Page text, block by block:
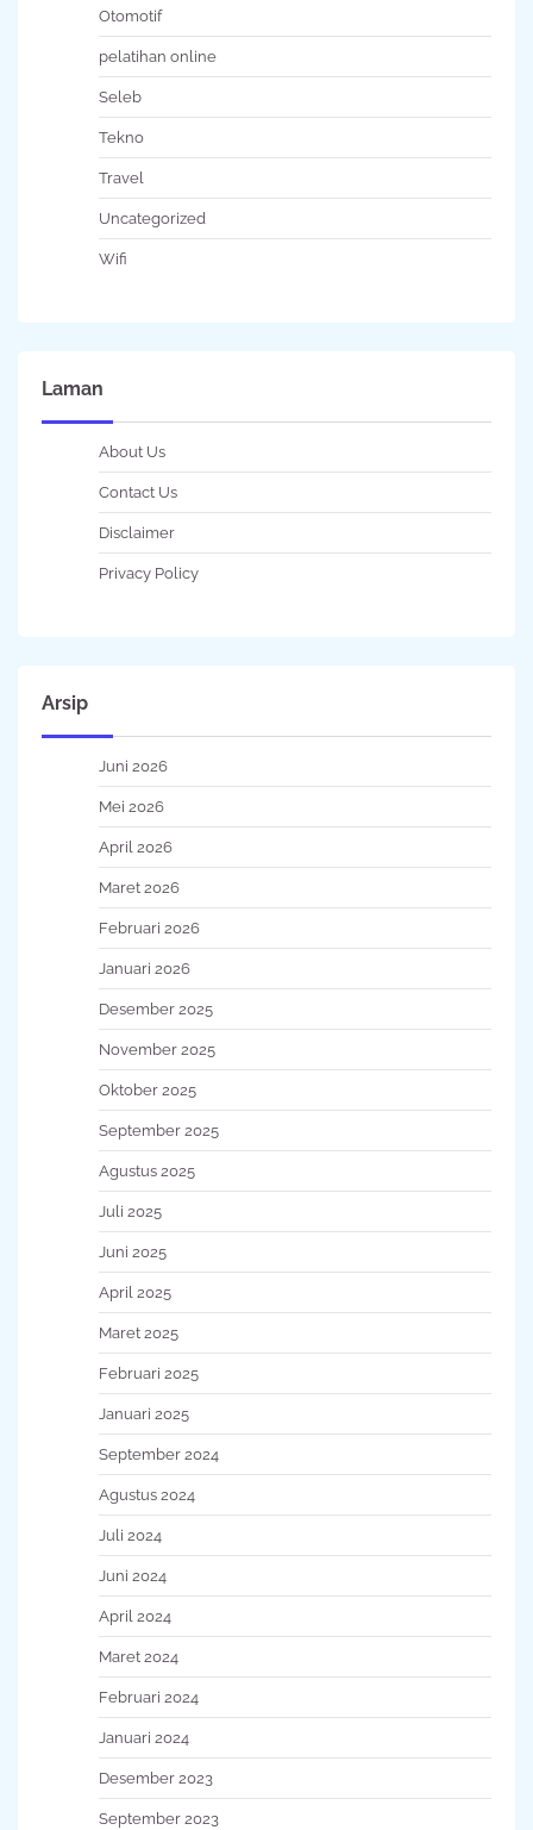
Otomotif
pelatihan online
Seleb
Tekno
Travel
Uncategorized
Wifi
Laman
About Us
Contact Us
Disclaimer
Privacy Policy
Arsip
Juni 2026
Mei 2026
April 2026
Maret 2026
Februari 2026
Januari 2026
Desember 2025
November 2025
Oktober 2025
September 2025
Agustus 2025
Juli 2025
Juni 2025
April 2025
Maret 2025
Februari 2025
Januari 2025
September 2024
Agustus 2024
Juli 2024
Juni 2024
April 2024
Maret 2024
Februari 2024
Januari 2024
Desember 2023
September 2023